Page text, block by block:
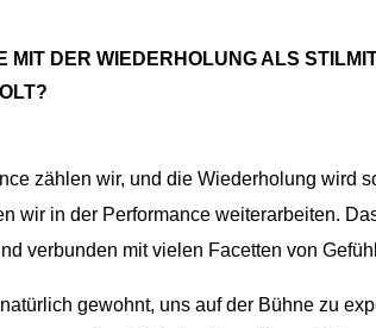
MIT DER WIEDERHOLUNG ALS
zählen wir, und die Wiederholung wird
wir in der Performance weiterarbeiten.
verbunden mit vielen Facetten von
gewohnt, uns auf der Bühne zu